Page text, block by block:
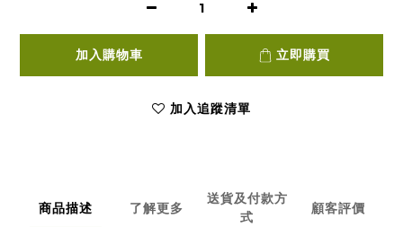
加入購物車 立即購買
加入追蹤清單
商品描述 了解更多
送貨及付款方
式
顧客評價